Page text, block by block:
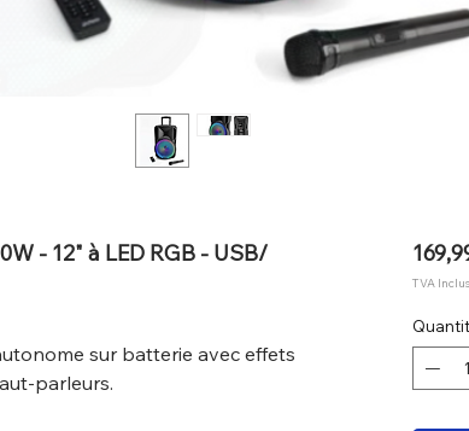
- 12" à LED RGB - USB/
sur batterie avec effets
parleurs.
TVA